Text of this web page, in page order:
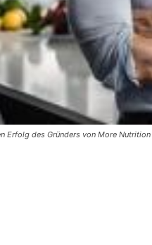
Erfolg des Gründers von More